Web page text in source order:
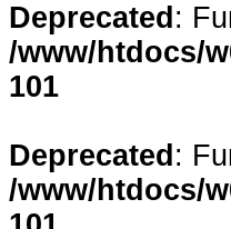
Deprecated :
/www/htdocs/
101
Deprecated :
/www/htdocs/